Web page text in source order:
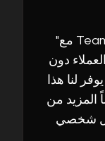
"مع Teampilot، تمكنّا من أتمتة العمليات
دون
لنا هذا
المزيد من